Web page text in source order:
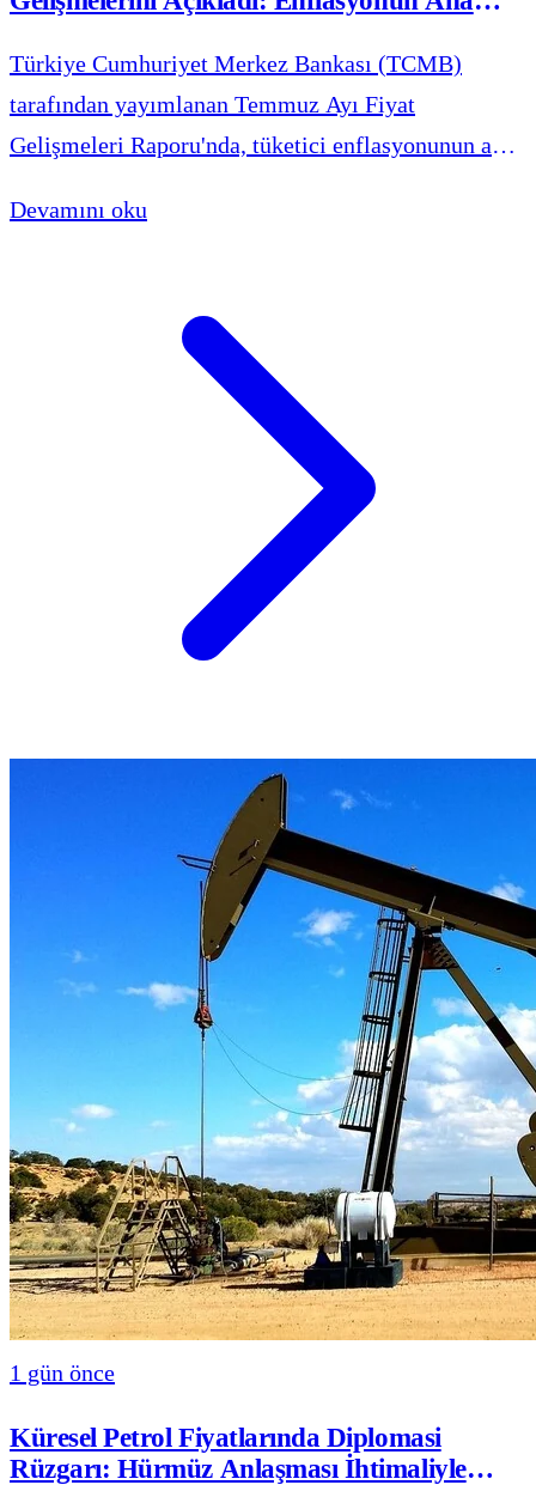
Türkiye Cumhuriyet Merkez Bankası (TCMB)
tarafından yayımlanan Temmuz Ayı Fiyat
Gelişmeleri Raporu'nda, tüketici enflasyonunun ana
belirtildi. Temmuz ayında tüketici fiyatları aylık
seviyesinde gerçekleşti.
Devamını oku
1 gün önce
Küresel Petrol Fiyatlarında Diplomasi
Rüzgarı: Hürmüz Anlaşması İhtimaliyle